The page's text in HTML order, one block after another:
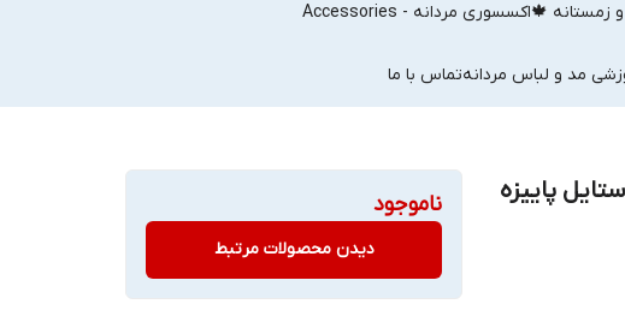
و زمستانه 🍁اکسسوری مردانه - Accessories
مد و لباس مردانهتماس با ما
پاییزه
ناموجود
دیدن محصولات مرتبط